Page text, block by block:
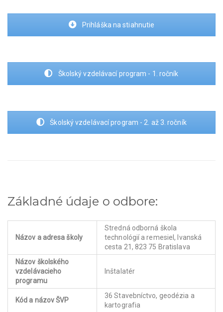
Prihláška na stiahnutie
Školský vzdelávací program - 1. ročník
Školský vzdelávací program - 2. až 3. ročník
Základné údaje o odbore:
Názov a adresa školy
Stredná odborná škola
technológií a remesiel, Ivanská
cesta 21, 823 75 Bratislava
Názov školského
vzdelávacieho
programu
Inštalatér
Kód a názov ŠVP
36 Stavebníctvo, geodézia a
kartografia